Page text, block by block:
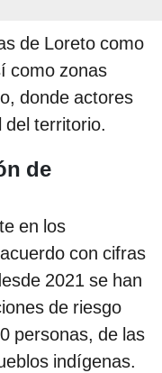
de Loreto como
como zonas
donde actores
del territorio.
de
en los
con cifras
2021 se han
de riesgo
personas, de las
indígenas.